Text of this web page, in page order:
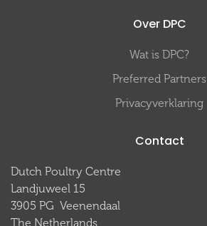
Over DPC
Wat is DPC?
Preferred Partners
Privacyverklaring
Contact
Dutch Poultry Centre
Landjuweel 15
3905 PG Veenendaal
The Netherlands